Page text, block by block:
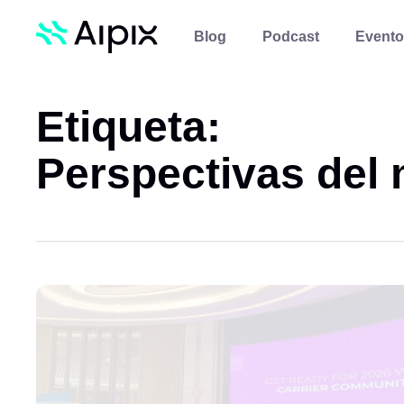
Blog Podcast
Etiqueta:
Perspectivas del